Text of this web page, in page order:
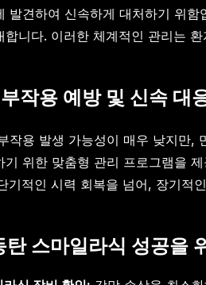
발견하여 신속하게 대처하기 위
합니다. 이러한 체계적인 관리는
작용 예방 및 신속 대
작용 발생 가능성이 매우 낮지만,
기 위한 맞춤형 관리 프로그램을
기적인 시력 회복을 넘어, 장기적
탄 스마일라식 성공을